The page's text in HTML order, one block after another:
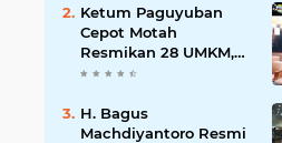
Ketum Paguyuban
Cepot Motah
Resmikan 28 UMKM,
Siap Gelar Festival
Jalan Braga
H. Bagus
Machdiyantoro Resmi